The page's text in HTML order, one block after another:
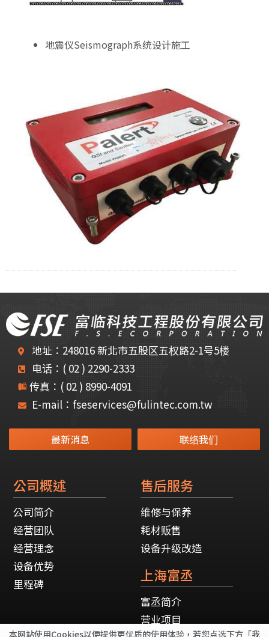
地震仪Seismograph系统设计施工
地址：248016 新北市五股区五权路2-1号5楼
电话：( 02 ) 2290-2333
传真：( 02 ) 8990-4091
E-mail：fseservices@fulintec.com.tw
最新消息 联络我们
公司概述
公司简介
经营团队
经营理念
设备优势
里程碑
售后服务
维修与保养
耗材贩售
设备升级改造
上海富丞
富丞简介
营业项目
本网站使用Cookies以便提供更优质的使用体验，若您点选下方「我